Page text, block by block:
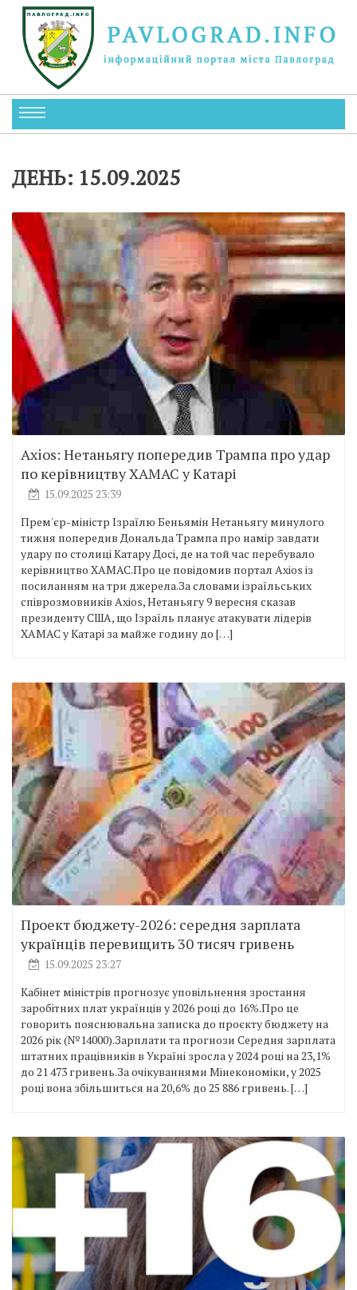
ДЕНЬ: 15.09.2025
Axios: Нетаньягу попередив Трампа про удар
по керівництву ХАМАС у Катарі
15.09.2025 23:39
Прем'єр-міністр Ізраїлю Беньямін Нетаньягу минулого
тижня попередив Дональда Трампа про намір завдати
удару по столиці Катару Досі, де на той час перебувало
керівництво ХАМАС.Про це повідомив портал Axios із
посиланням на три джерела.За словами ізраїльських
співрозмовників Axios, Нетаньягу 9 вересня сказав
президенту США, що Ізраїль планує атакувати лідерів
ХАМАС у Катарі за майже годину до […]
Проект бюджету-2026: середня зарплата
українців перевищить 30 тисяч гривень
15.09.2025 23:27
Кабінет міністрів прогнозує уповільнення зростання
заробітних плат українців у 2026 році до 16%.Про це
говорить пояснювальна записка до проєкту бюджету на
2026 рік (№14000).Зарплати та прогнози Середня зарплата
штатних працівників в Україні зросла у 2024 році на 23,1%
до 21 473 гривень.За очікуваннями Мінекономіки, у 2025
році вона збільшиться на 20,6% до 25 886 гривень. […]